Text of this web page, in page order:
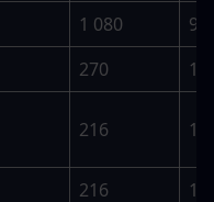
1 080
90
270
19
216 18
216
18